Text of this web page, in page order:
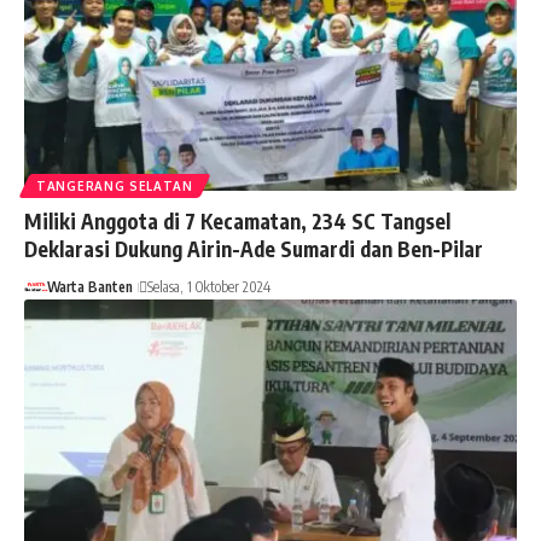
TANGERANG SELATAN
Miliki Anggota di 7 Kecamatan, 234 SC Tangsel
Deklarasi Dukung Airin-Ade Sumardi dan Ben-Pilar
Warta Banten Selasa, 1 Oktober 2024